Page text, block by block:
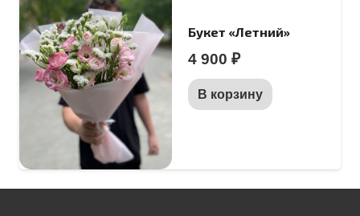
Букет «Летний»
4 900 ₽
В корзину